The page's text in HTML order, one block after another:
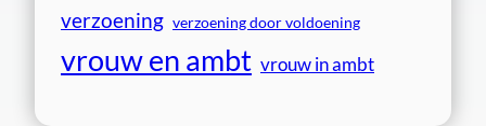
verzoening verzoening door voldoening
vrouw en ambt vrouw in ambt